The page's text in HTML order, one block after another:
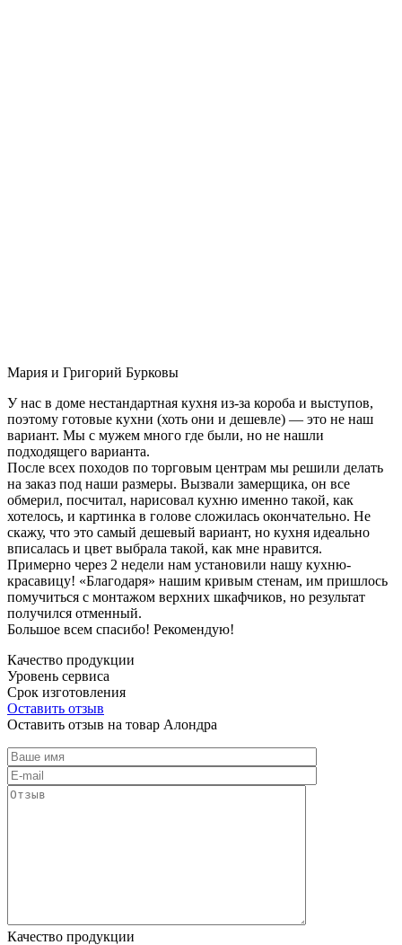
Мария и Григорий Бурковы
У нас в доме нестандартная кухня из-за короба и выступов,
поэтому готовые кухни (хоть они и дешевле) — это не наш
вариант. Мы с мужем много где были, но не нашли
подходящего варианта.
После всех походов по торговым центрам мы решили делать
на заказ под наши размеры. Вызвали замерщика, он все
обмерил, посчитал, нарисовал кухню именно такой, как
хотелось, и картинка в голове сложилась окончательно. Не
скажу, что это самый дешевый вариант, но кухня идеально
вписалась и цвет выбрала такой, как мне нравится.
Примерно через 2 недели нам установили нашу кухню-
красавицу! «Благодаря» нашим кривым стенам, им пришлось
помучиться с монтажом верхних шкафчиков, но результат
получился отменный.
Большое всем спасибо! Рекомендую!
Качество продукции
Уровень сервиса
Срок изготовления
Оставить отзыв
Оставить отзыв на товар Алондра
Качество продукции